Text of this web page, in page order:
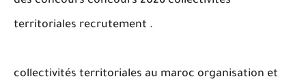
territoriales recrutement .
collectivités territoriales au maroc organisation et